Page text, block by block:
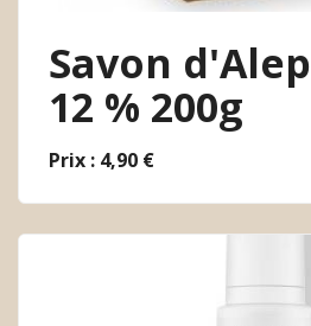
Savon
12 % 200g
Prix : 4,90 €